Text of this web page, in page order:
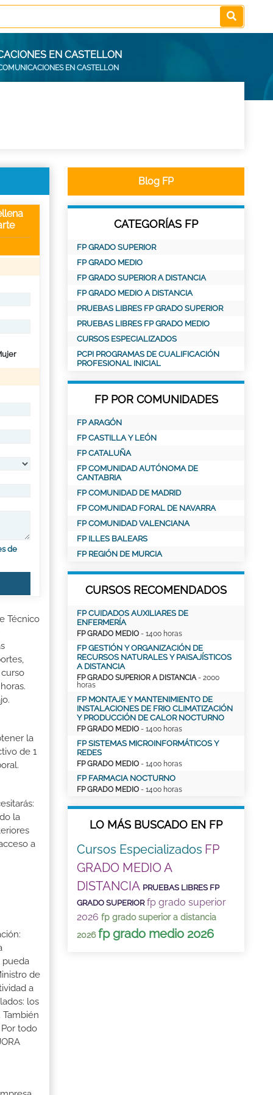
EN CASTELLON
EN CASTELLON
de
Técnico
la
de 1
la
a
pueda
de
a
los
todo
Blog FP
CATEGORÍAS FP
FP GRADO SUPERIOR
FP GRADO MEDIO
FP GRADO SUPERIOR A DISTANCIA
FP GRADO MEDIO A DISTANCIA
PRUEBAS LIBRES FP GRADO SUPERIOR
PRUEBAS LIBRES FP GRADO MEDIO
CURSOS ESPECIALIZADOS
PCPI PROGRAMAS DE CUALIFICACIÓN
PROFESIONAL INICIAL
FP POR COMUNIDADES
FP ARAGÓN
FP CASTILLA Y LEÓN
FP CATALUÑA
FP COMUNIDAD AUTÓNOMA DE
CANTABRIA
FP COMUNIDAD DE MADRID
FP COMUNIDAD FORAL DE NAVARRA
FP COMUNIDAD VALENCIANA
FP ILLES BALEARS
FP REGIÓN DE MURCIA
CURSOS RECOMENDADOS
FP CUIDADOS AUXILIARES DE
ENFERMERÍA
FP GRADO MEDIO - 1400 horas
FP GESTIÓN Y ORGANIZACIÓN DE
RECURSOS NATURALES Y PAISAJÍSTICOS
A DISTANCIA
FP GRADO SUPERIOR A DISTANCIA- 2000
horas
FP MONTAJE Y MANTENIMIENTO DE
INSTALACIONES DE FRIO CLIMATIZACIÓN
Y PRODUCCIÓN DE CALOR NOCTURNO
FP GRADO MEDIO - 1400 horas
FP SISTEMAS MICROINFORMÁTICOS Y
REDES
FP GRADO MEDIO - 1400 horas
FP FARMACIA NOCTURNO
FP GRADO MEDIO - 1400 horas
LO MÁS BUSCADO EN FP
Cursos Especializados FP
GRADO MEDIO A
DISTANCIA PRUEBAS LIBRES FP
GRADO SUPERIOR fp grado superior
2026 fp grado superior a distancia
2026 fp grado medio 2026